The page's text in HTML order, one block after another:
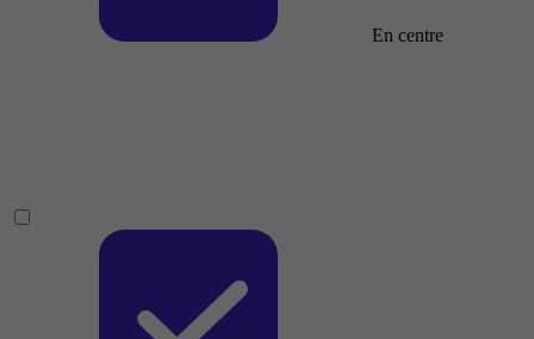
En centre